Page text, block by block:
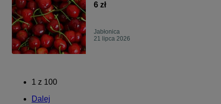
6 zł
Jabłonica
21 lipca 2026
1 z 100
Dalej